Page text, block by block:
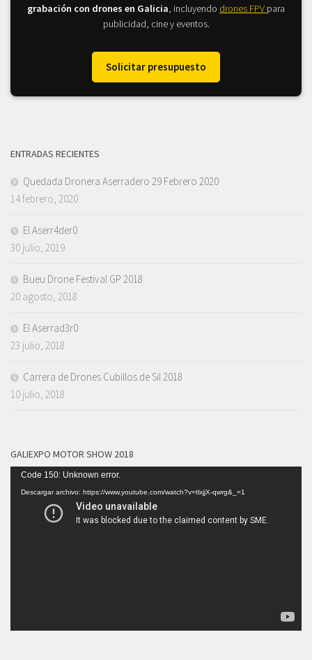
grabación con drones en Galicia, incluyendo drones FPV para
publicidad, cine y eventos.
Solicitar presupuesto
ENTRADAS RECIENTES
Quedada Dronera Aserradero 29 Febrero 2020
14 febrero, 2020
El Aserr4der0
30 julio, 2019
Bueu Drone Festival GP 2018
20 agosto, 2018
El Aserrad3r0
23 julio, 2018
Carrera de Drones Cubillos de Sil 2018
10 julio, 2018
GALIEXPO MOTOR SHOW 2018
Reproductor
Code 150: Unknown error.
Descargar archivo: https://www.youtube.com/watch?v=tlxjjX-qwrg&_=1